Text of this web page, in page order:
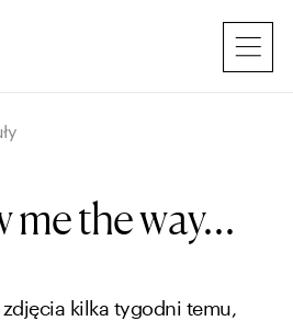
me the way…
zdjęcia kilka tygodni temu,